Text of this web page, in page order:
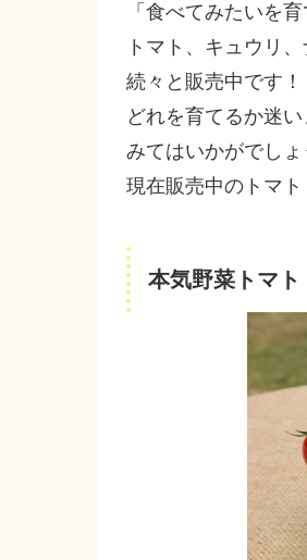
「食べてみたいを
トマト、キュウリ
続々と販売中です！
どれを育てるか迷
みてはいかがでしょ
現在販売中のトマ
本気野菜トマト